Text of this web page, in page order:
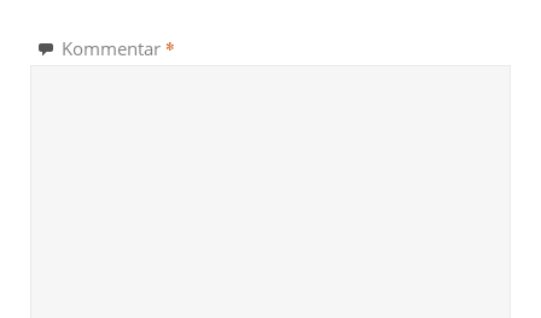
Kommentar *